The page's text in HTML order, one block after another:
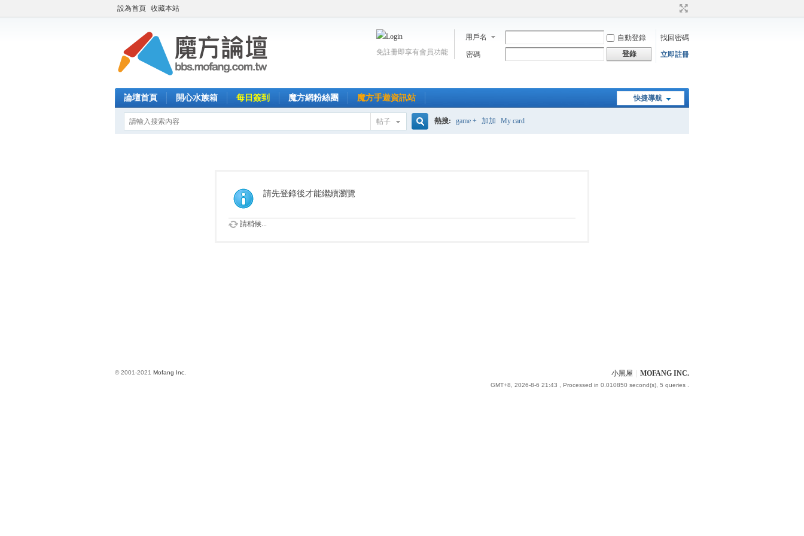
設為首頁 收藏本站
用戶名 自動登錄
找回密碼
密碼
登錄 立即註冊
免註冊即享有會員功能
快捷導航
論壇首頁 開心水族箱 每日簽到 魔方網粉絲團 魔方手遊資訊站
帖子 熱搜: game + 加加 My card
請先登錄後才能繼續瀏覽
請稍候...
小黑屋 MOFANG INC.
GMT+8, 2026-8-6 21:43 , Processed in 0.010850 second(s), 5 queries .
© 2001-2021 Mofang Inc.